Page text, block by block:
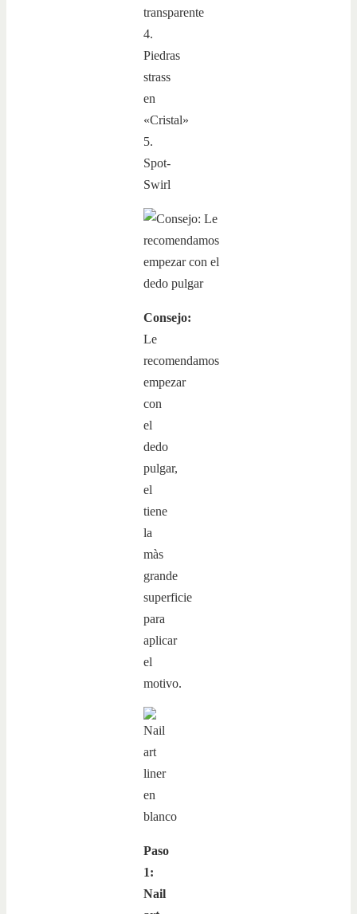
transparente
4.
Piedras
strass
en
«Cristal»
5.
Spot-
Swirl
Consejo:
Le
recomendamos
empezar
con
el
dedo
pulgar,
el
tiene
la
màs
grande
superficie
para
aplicar
el
motivo.
Paso
1:
Nail